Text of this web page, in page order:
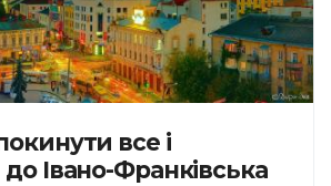
все і
до Івано-Франківська